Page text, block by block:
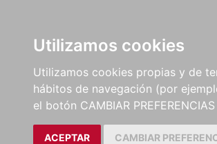
Utilizamos cookies
Utilizamos cookies propias y de
hábitos de navegación (por
el botón CAMBIAR
ACEPTAR CAMBIAR